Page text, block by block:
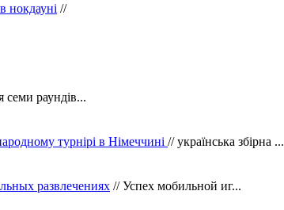
нокдауні //
семи раундів...
турнірі в Німеччині // українська збірна ...
развлечениях // Успех мобильной иг...